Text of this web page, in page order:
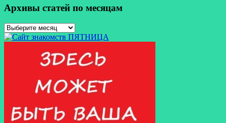
Архивы статей по месяцам
Архивы
статей